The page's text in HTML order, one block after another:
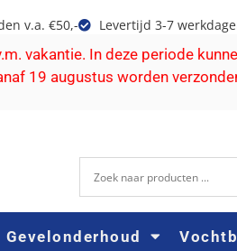
v.a. €50,- Levertijd 3-7
vakantie. In deze periode
19 augustus worden
Gevelonderhoud